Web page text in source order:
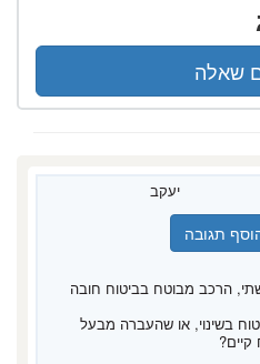
שאלה
יעקב
הרכב מבוטח בביטוח חובה
בשינוי, או שהעברה מבעל
תגובה